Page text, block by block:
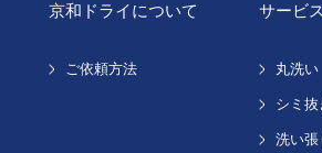
京和ドライについて
ご依頼方法
サービ
丸洗い
シミ抜
洗い張